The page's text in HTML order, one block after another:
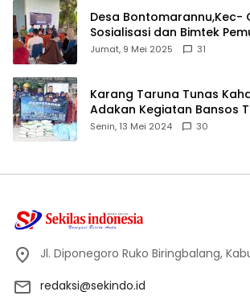
Desa Bontomarannu,Kec-
Sosialisasi dan Bimtek
ID
Jumat, 9 Mei 2025 31
Karang Taruna Tunas
Adakan Kegiatan Bansos
Dhuafa dan Anak Yatim-
Senin, 13 Mei 2024 30
Jl. Diponegoro Ruko Biringbalang,
redaksi@sekindo.id